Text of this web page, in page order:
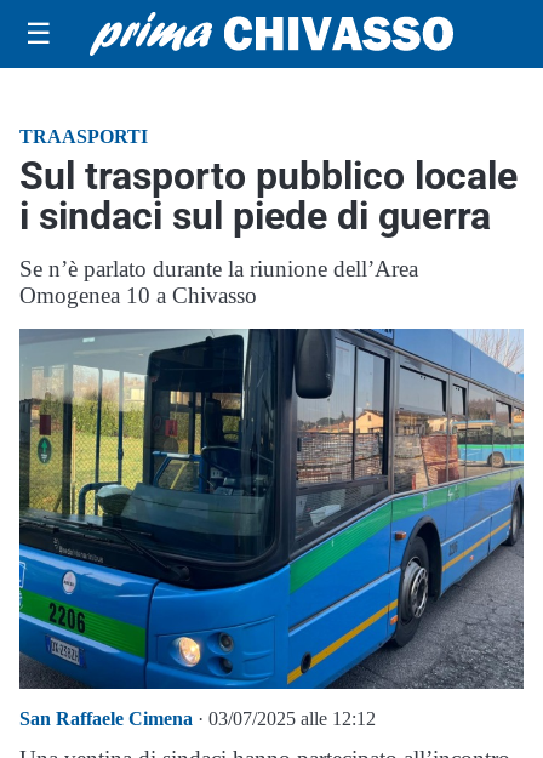
☰
TRAASPORTI
Sul trasporto pubblico locale
i sindaci sul piede di guerra
Se n’è parlato durante la riunione dell’Area
Omogenea 10 a Chivasso
San Raffaele Cimena · 03/07/2025 alle 12:12